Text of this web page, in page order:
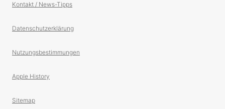
Kontakt / News-Tipps
Datenschutzerklärung
Nutzungsbestimmungen
Apple History
Sitemap